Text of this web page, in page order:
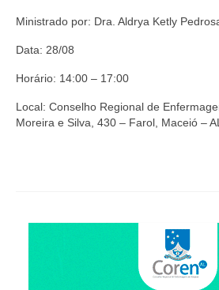
Resoluções
Desagravo Público
Censura Pública
Clube de Vantagens
Valores dos serviços
Ministrado por: Dra. Aldrya Ketly
Data: 28/08
Horário: 14:00 – 17:00
Local: Conselho Regional de
Moreira e Silva, 430 – Farol, Maceió –